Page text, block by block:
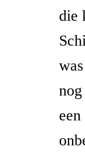
die